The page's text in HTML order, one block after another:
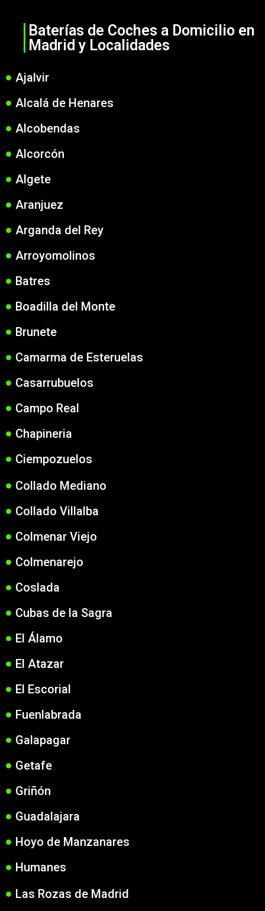
Baterías de Coches a Domicilio en
Madrid y Localidades
Ajalvir
Alcalá de Henares
Alcobendas
Alcorcón
Algete
Aranjuez
Arganda del Rey
Arroyomolinos
Batres
Boadilla del Monte
Brunete
Camarma de Esteruelas
Casarrubuelos
Campo Real
Chapineria
Ciempozuelos
Collado Mediano
Collado Villalba
Colmenar Viejo
Colmenarejo
Coslada
Cubas de la Sagra
El Álamo
El Atazar
El Escorial
Fuenlabrada
Galapagar
Getafe
Griñón
Guadalajara
Hoyo de Manzanares
Humanes
Las Rozas de Madrid